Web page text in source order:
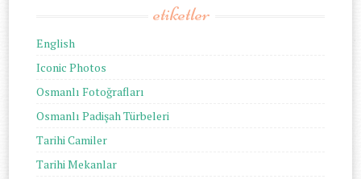
etiketler
English
Iconic Photos
Osmanlı Fotoğrafları
Osmanlı Padişah Türbeleri
Tarihi Camiler
Tarihi Mekanlar